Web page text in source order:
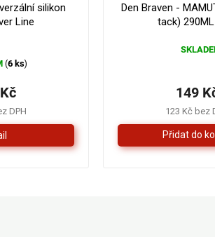
silikon
Line
(6 ks)
DPH
Den Braven -
tack) 290ML
Průměrné
z
hvězdiček.
123 Kč bez
149